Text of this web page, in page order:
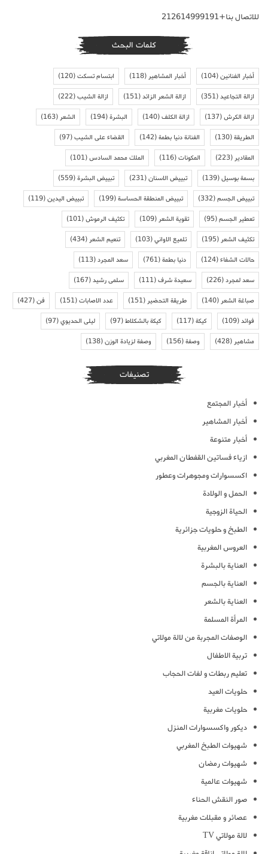
للاتصال بنا+212614999191
كلمات البحث
أخبار الفنانين(104) أخبار المشاهير(118) ابتسام تسكت(120)
ازالة التجاعيد(351) ازالة الشعر الزائد(151) ازالة الشيب(222)
ازالة الكرش(137) ازالة الكلف(140) البشرة(194) الشعر(163)
الطريقة(130) الفنانة دنيا بطمة(142) القضاء على الشيب(97)
المقادير(223) المكونات(116) الملك محمد السادس(101)
بسمة بوسيل(139) تبييض الاسنان(231) تبييض البشرة(559)
تبييض الجسم(332) تبييض المنطقة الحساسة(199) تبييض اليدين(119)
تعطير الجسم(95) تقوية الشعر(109) تكثيف الرموش(101)
تكثيف الشعر(195) تلميع الاواني(103) تنعيم الشعر(434)
حالات الشفاء(124) دنيا بطمة(761) سعد المجرد(113)
سعد لمجرد(226) سعيدة شرف(111) سلمى رشيد(167)
صباغة الشعر(140) طريقة التحضير(151) عدد الاصابات(151) فن(427)
فوائد(109) كيكة(117) كيكة بالشكلاط(97) ليلى الحديوي(97)
مشاهير(428) وصفة(156) وصفة لزيادة الوزن(138)
تصنيفات
أخبار المجتمع
أخبار المشاهير
أخبار متنوعة
ازياء فساتين القفطان المغربي
اكسسوارات ومجوهرات وعطور
الحمل و الولادة
الحياة الزوجية
الطبخ و حلويات جزائرية
العروس المغربية
العناية بالبشرة
العناية بالجسم
العناية بالشعر
المرأة المسلمة
الوصفات المجربة من لالة مولاتي
تربية الاطفال
تعليم ربطات و لفات الحجاب
حلويات العيد
حلويات مغربية
ديكور واكسسوارات المنزل
شهيوات الطبخ المغربي
شهيوات رمضان
شهيوات عالمية
صور النقش الحناء
عصائر و مقبلات مغربية
لالة مولاتي TV